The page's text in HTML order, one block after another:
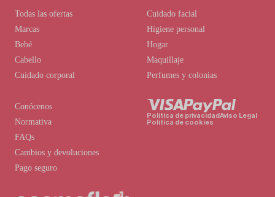
Conócenos
Normativa
FAQs
Cambios y devoluciones
Pago seguro
Todas las ofertas
Marcas
Bebé
Cabello
Cuidado corporal
Cuidado facial
Higiene personal
Hogar
Maquillaje
Perfumes y colonias
Política de privacidadAviso Legal
Política de cookies